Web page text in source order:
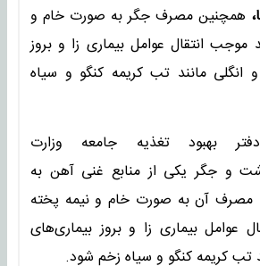
همچنین مصرف جگر به صورت خام و
موجب انتقال عوامل بیماری زا و بروز
انگلی مانند تب کریمه کنگو و سیاه
بهبود تغذیه جامعه وزارت
و جگر یکی از منابع غنی آهن به
مصرف آن به صورت خام و نیمه پخته
عوامل بیماری زا و بروز بیماری‌های
تب کریمه کنگو و سیاه زخم شود.